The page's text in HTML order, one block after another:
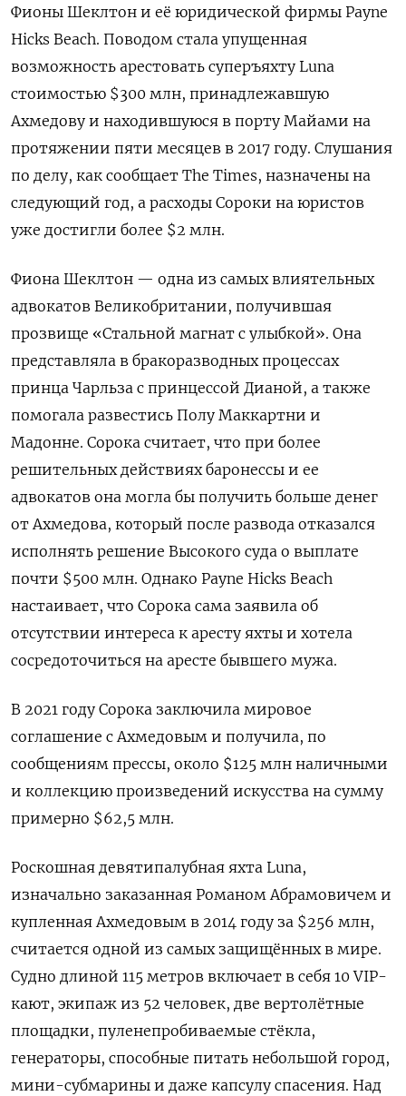
Фионы Шеклтон и её юридической фирмы Payne
Hicks Beach. Поводом стала упущенная
возможность арестовать суперъяхту Luna
стоимостью $300 млн, принадлежавшую
Ахмедову и находившуюся в порту Майами на
протяжении пяти месяцев в 2017 году. Слушания
по делу, как сообщает The Times, назначены на
следующий год, а расходы Сороки на юристов
уже достигли более $2 млн.
Фиона Шеклтон — одна из самых влиятельных
адвокатов Великобритании, получившая
прозвище «Стальной магнат с улыбкой». Она
представляла в бракоразводных процессах
принца Чарльза с принцессой Дианой, а также
помогала развестись Полу Маккартни и
Мадонне. Сорока считает, что при более
решительных действиях баронессы и ее
адвокатов она могла бы получить больше денег
от Ахмедова, который после развода отказался
исполнять решение Высокого суда о выплате
почти $500 млн. Однако Payne Hicks Beach
настаивает, что Сорока сама заявила об
отсутствии интереса к аресту яхты и хотела
сосредоточиться на аресте бывшего мужа.
В 2021 году Сорока заключила мировое
соглашение с Ахмедовым и получила, по
сообщениям прессы, около $125 млн наличными
и коллекцию произведений искусства на сумму
примерно $62,5 млн.
Роскошная девятипалубная яхта Luna,
изначально заказанная Романом Абрамовичем и
купленная Ахмедовым в 2014 году за $256 млн,
считается одной из самых защищённых в мире.
Судно длиной 115 метров включает в себя 10 VIP-
кают, экипаж из 52 человек, две вертолётные
площадки, пуленепробиваемые стёкла,
генераторы, способные питать небольшой город,
мини-субмарины и даже капсулу спасения. Над